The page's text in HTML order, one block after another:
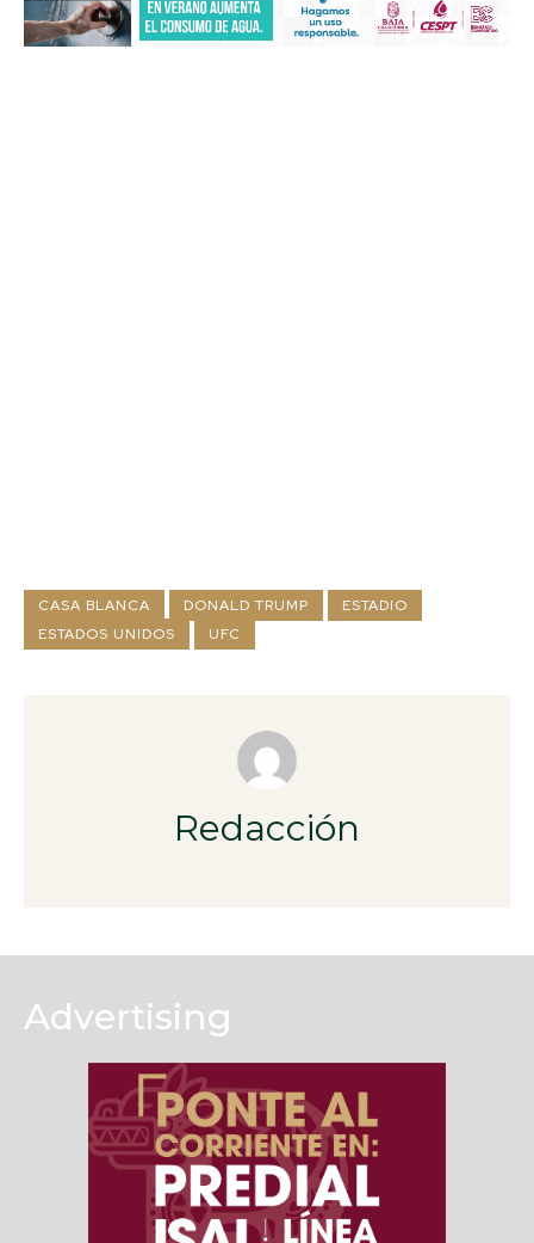
CASA BLANCA DONALD TRUMP
ESTADIO
ESTADOS UNIDOS
UFC
Redacción
Advertising